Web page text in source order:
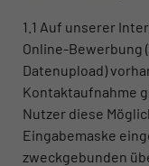
1.1 Auf unserer
Online-Bewerbung
Datenupload)
Kontaktaufnahme
Nutzer diese
Eingabemaske
zweckgebunden